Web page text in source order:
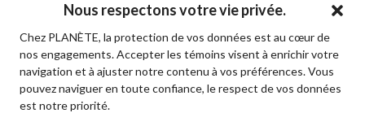
Nous respectons votre vie privée.
Chez PLANÈTE, la protection de vos données est au cœur de
nos engagements. Accepter les témoins visent à enrichir votre
navigation et à ajuster notre contenu à vos préférences. Vous
pouvez naviguer en toute confiance, le respect de vos données
est notre priorité.
CENTRE D’AIDE
Termes et conditions de vente
Retours et remboursements
Politique de confidentialité